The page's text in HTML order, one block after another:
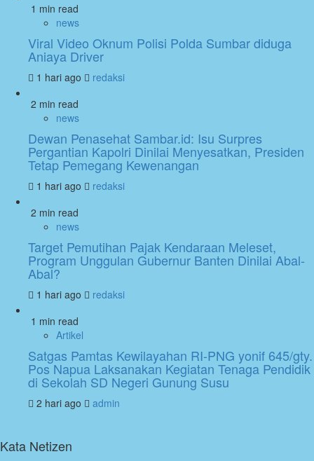
1 min read
news
Viral Video Oknum Polisi Polda Sumbar diduga
Aniaya Driver
1 hari ago
redaksi
2 min read
news
Dewan Penasehat Sambar.id: Isu Surpres
Pergantian Kapolri Dinilai Menyesatkan, Presiden
Tetap Pemegang Kewenangan
1 hari ago
redaksi
2 min read
news
Target Pemutihan Pajak Kendaraan Meleset,
Program Unggulan Gubernur Banten Dinilai Abal-
Abal?
1 hari ago
redaksi
1 min read
Artikel
Satgas Pamtas Kewilayahan RI-PNG yonif 645/gty.
Pos Napua Laksanakan Kegiatan Tenaga Pendidik
di Sekolah SD Negeri Gunung Susu
2 hari ago admin
Kata Netizen